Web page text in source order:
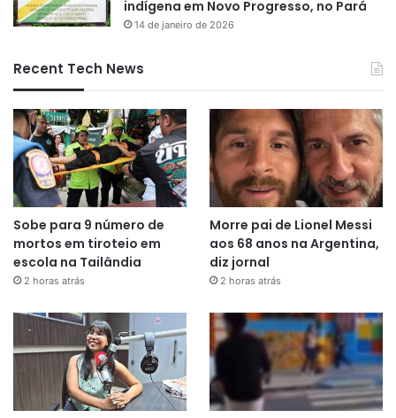
indígena em Novo Progresso, no Pará
14 de janeiro de 2026
Recent Tech News
Sobe para 9 número de
mortos em tiroteio em
escola na Tailândia
2 horas atrás
Morre pai de Lionel Messi
aos 68 anos na Argentina,
diz jornal
2 horas atrás